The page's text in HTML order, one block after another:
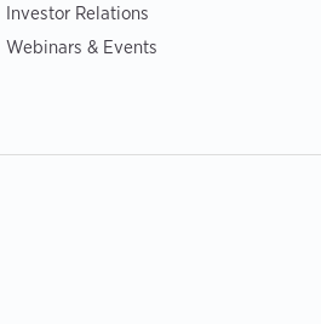
Investor Relations
Webinars & Events